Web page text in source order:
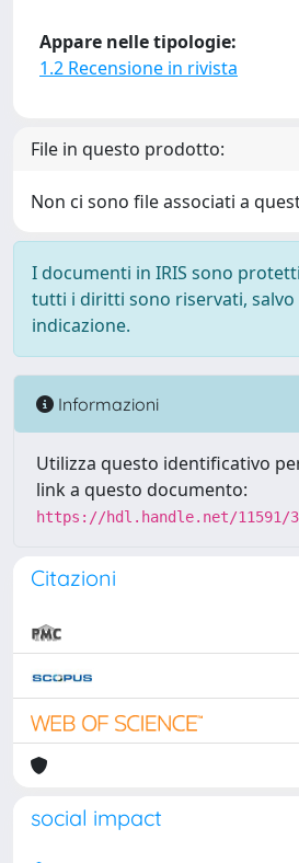
Appare nelle tipologie:
1.2 Recensione in rivista
File in questo prodotto:
Non ci sono file associati a
I documenti in IRIS sono
tutti i diritti sono riservati, salvo
indicazione.
Informazioni
Utilizza questo identificativo
link a questo documento:
https://hdl.handle.net/11591/
Citazioni
social impact